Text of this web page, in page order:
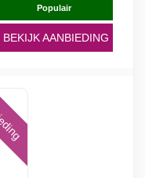
Populair
BEKIJK AANBIEDING